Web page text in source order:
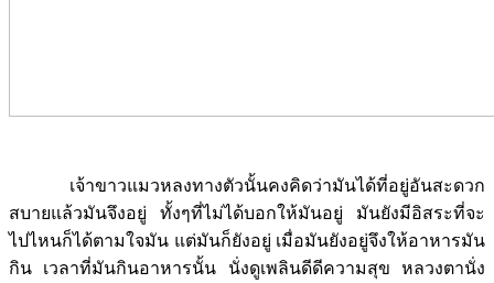
เจ้าขาวแมวหลงทางตัวนั้นคงคิดว่ามันได้ที่อยู่อันสะดวก
สบายแล้วมันจึงอยู่ ทั้งๆที่ไม่ได้บอกให้มันอยู่ มันยังมีอิสระที่จะ
ไปไหนก็ได้ตามใจมัน แต่มันก็ยังอยู่ เมื่อมันยังอยู่จึงให้อาหารมัน
กิน เวลาที่มันกินอาหารนั้น นั่งดูเพลินดีดีความสุข หลวงตานั่ง